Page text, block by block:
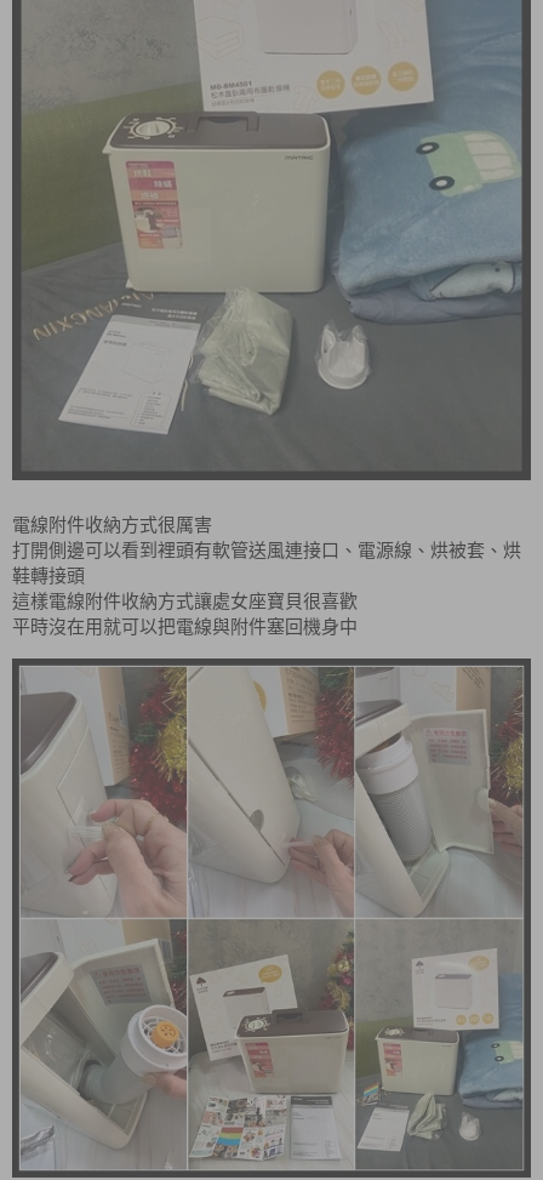
電線附件收納方式很厲害
打開側邊可以看到裡頭有軟管送風連接口、電源線、烘被套、烘
鞋轉接頭
這樣電線附件收納方式讓處女座寶貝很喜歡
平時沒在用就可以把電線與附件塞回機身中